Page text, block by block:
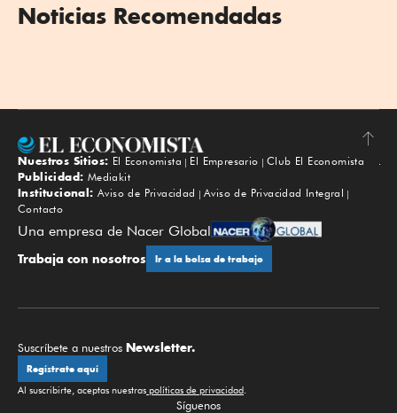
Noticias Recomendadas
Subir
Nuestros Sitios: El Economista El Empresario
Club El Economista
Publicidad: Mediakit
Institucional: Aviso de Privacidad
Aviso de Privacidad Integral
Contacto
Una empresa de Nacer Global
Trabaja con nosotros Ir a la bolsa de trabajo
Suscríbete a nuestros Newsletter.
Regístrate aquí
Al suscribirte, aceptas nuestras políticas de privacidad
Síguenos